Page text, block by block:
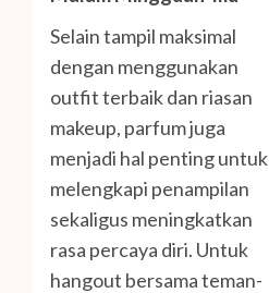
Selain tampil maksimal
dengan menggunakan
outfit terbaik dan riasan
makeup, parfum juga
menjadi hal penting untuk
melengkapi penampilan
sekaligus meningkatkan
rasa percaya diri. Untuk
hangout bersama teman-